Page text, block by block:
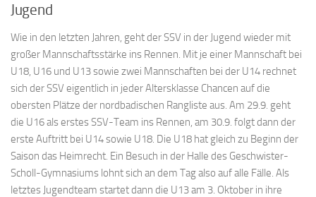
Jugend
Wie in den letzten Jahren, geht der SSV in der Jugend wieder mit
großer Mannschaftsstärke ins Rennen. Mit je einer Mannschaft bei
U18, U16 und U13 sowie zwei Mannschaften bei der U14 rechnet
sich der SSV eigentlich in jeder Altersklasse Chancen auf die
obersten Plätze der nordbadischen Rangliste aus. Am 29.9. geht
die U16 als erstes SSV-Team ins Rennen, am 30.9. folgt dann der
erste Auftritt bei U14 sowie U18. Die U18 hat gleich zu Beginn der
Saison das Heimrecht. Ein Besuch in der Halle des Geschwister-
Scholl-Gymnasiums lohnt sich an dem Tag also auf alle Fälle. Als
letztes Jugendteam startet dann die U13 am 3. Oktober in ihre